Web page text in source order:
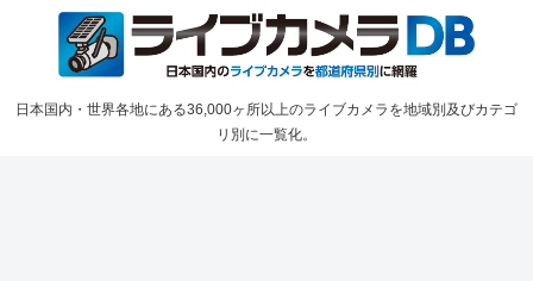
日本国内・世界各地にある36,000ヶ所以上のライブカメラを地域別及びカテゴ
リ別に一覧化。